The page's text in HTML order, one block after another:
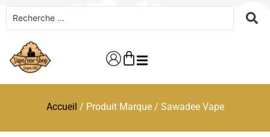
Accueil / Produit Marque / Sawadee Vape